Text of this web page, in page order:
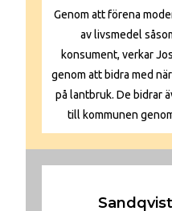
Genom att förena
av livsmedel
konsument, verkar
genom att bidra med
på lantbruk. De bidrar
till kommunen